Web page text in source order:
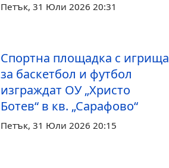
Петък, 31 Юли 2026 20:31
Спортна площадка с игрища
за баскетбол и футбол
изграждат ОУ „Христо
Ботев“ в кв. „Сарафово“
Петък, 31 Юли 2026 20:15